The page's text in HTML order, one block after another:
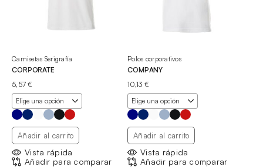
Camisetas Serigrafía
CORPORATE
5,57€
Añadir al carrito
Vista rápida
Añadir para comparar
Polos corporativos
COMPANY
10,13 €
Añadir al carrito
Vista rápida
Añadir para comparar